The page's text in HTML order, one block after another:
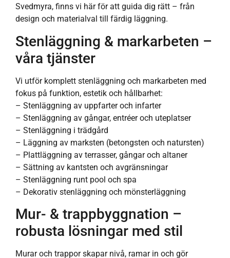
Svedmyra, finns vi här för att guida dig rätt – från
design och materialval till färdig läggning.
Stenläggning & markarbeten –
våra tjänster
Vi utför komplett stenläggning och markarbeten med
fokus på funktion, estetik och hållbarhet:
– Stenläggning av uppfarter och infarter
– Stenläggning av gångar, entréer och uteplatser
– Stenläggning i trädgård
– Läggning av marksten (betongsten och natursten)
– Plattläggning av terrasser, gångar och altaner
– Sättning av kantsten och avgränsningar
– Stenläggning runt pool och spa
– Dekorativ stenläggning och mönsterläggning
Mur- & trappbyggnation –
robusta lösningar med stil
Murar och trappor skapar nivå, ramar in och gör